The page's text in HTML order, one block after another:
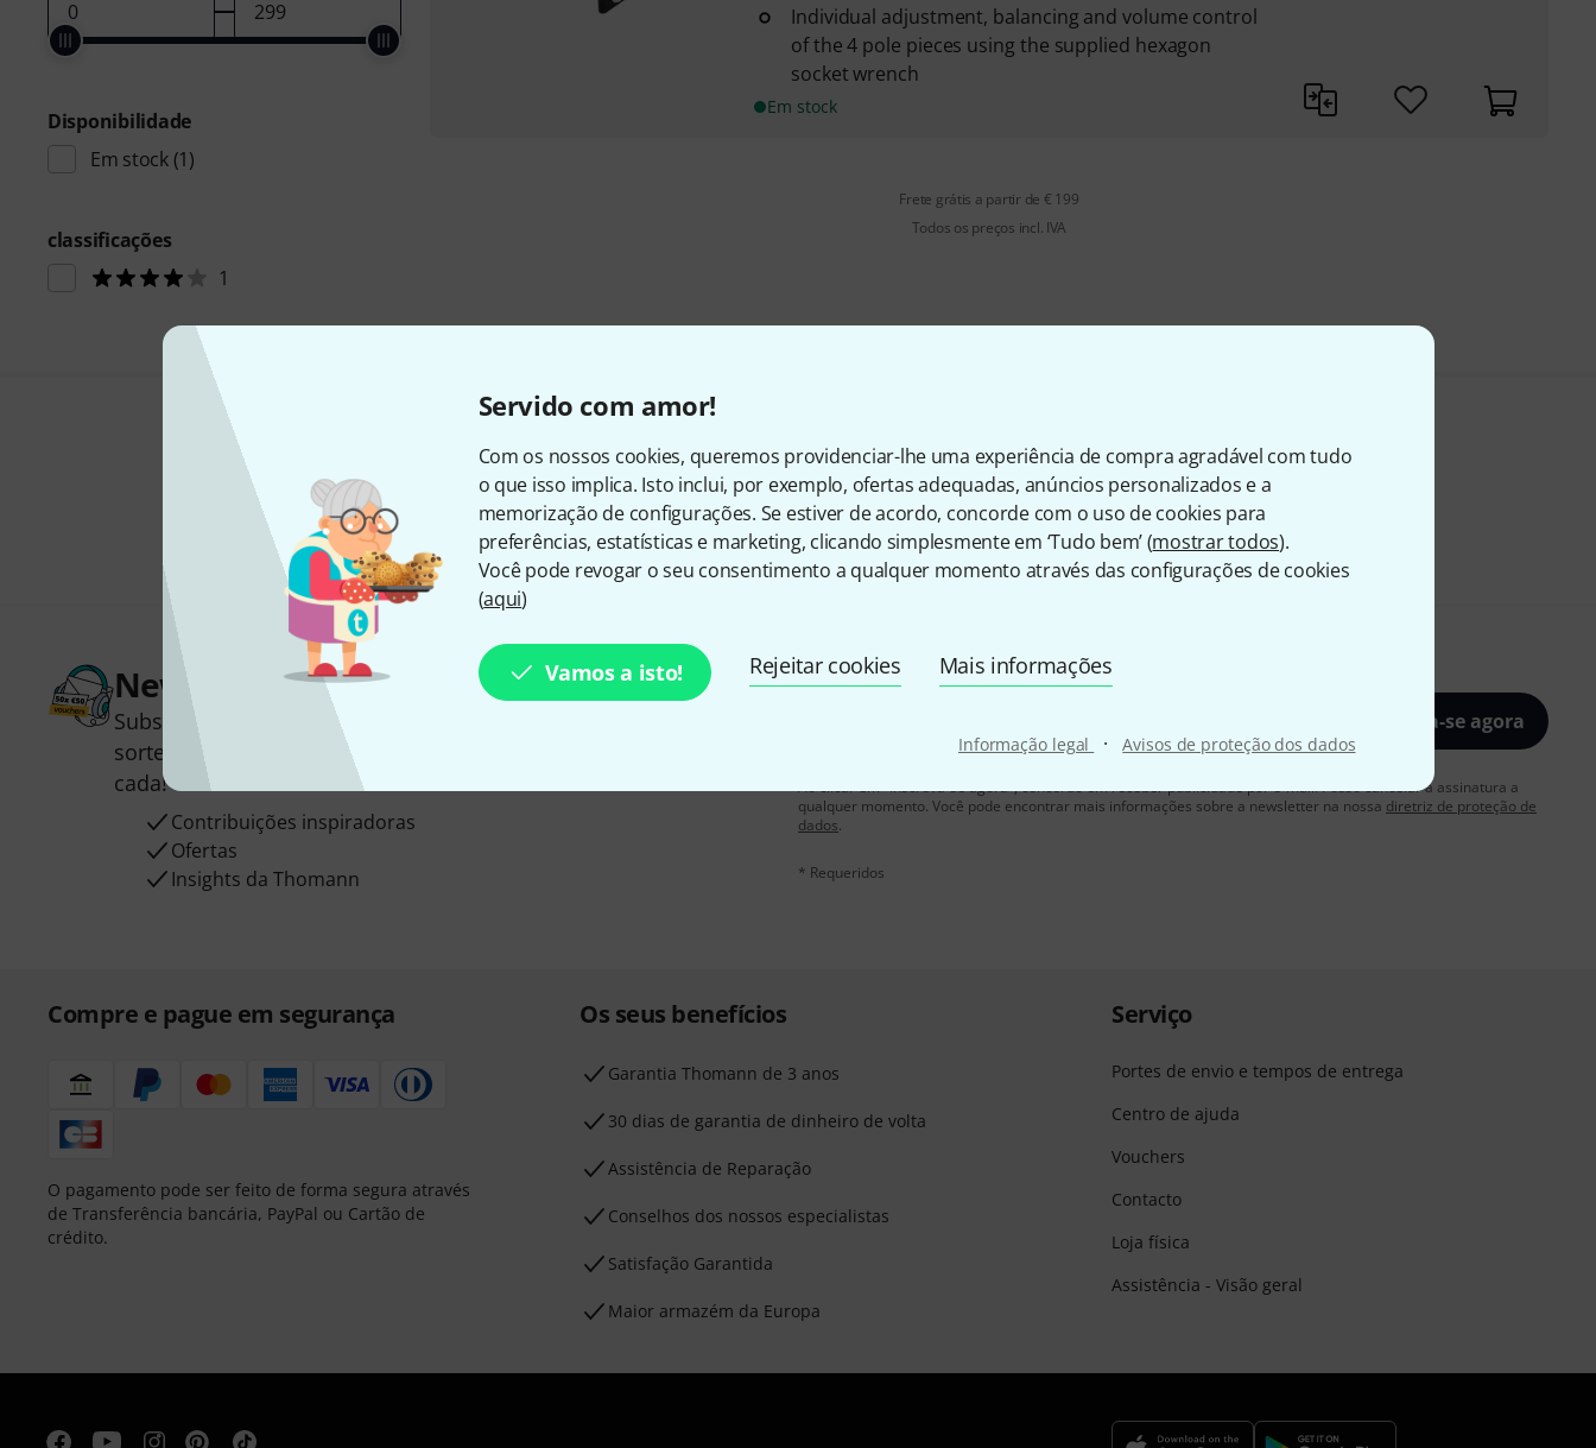
Servido com amor!
Com os nossos cookies, queremos providenciar-lhe uma experiência de compra agradável com tudo
o que isso implica. Isto inclui, por exemplo, ofertas adequadas, anúncios personalizados e a
memorização de configurações. Se estiver de acordo, concorde com o uso de cookies para
preferências, estatísticas e marketing, clicando simplesmente em ‘Tudo bem’ (mostrar todos).
Você pode revogar o seu consentimento a qualquer momento através das configurações de cookies
(aqui)
Vamos a isto! Rejeitar cookies Mais informações
Informação legal · Avisos de proteção dos dados
Disponibilidade
Em stock(1)
classificações
1
Individual adjustment, balancing and volume control
of the 4 pole pieces using the supplied hexagon
socket wrench
Em stock
Frete grátis a partir de € 199
Todos os preços incl. IVA
Partilhar Ajuda e feedback
Newsletter Thomann
Subscreva a Newsletter da Thomann em inglês e com um pouco de
sorte você poderá ganhar um dos
cada!
Contribuições inspiradoras
Ofertas
Insights da Thomann
Inscreva-se agora
Ao clicar em "Inscreva-se agora", concordo em receber publicidade por e-mail. Posso cancelar a assinatura a
qualquer momento. Você pode encontrar mais informações sobre a newsletter na nossa diretriz de proteção de
dados.
* Requeridos
Compre e pague em segurança
O pagamento pode ser feito de forma segura através
de Transferência bancária, PayPal ou Cartão de
crédito.
Os seus benefícios
Garantia Thomann de 3 anos
30 dias de garantia de dinheiro de volta
Assistência de Reparação
Conselhos dos nossos especialistas
Satisfação Garantida
Maior armazém da Europa
Serviço
Portes de envio e tempos de entrega
Centro de ajuda
Vouchers
Contacto
Loja física
Assistência - Visão geral